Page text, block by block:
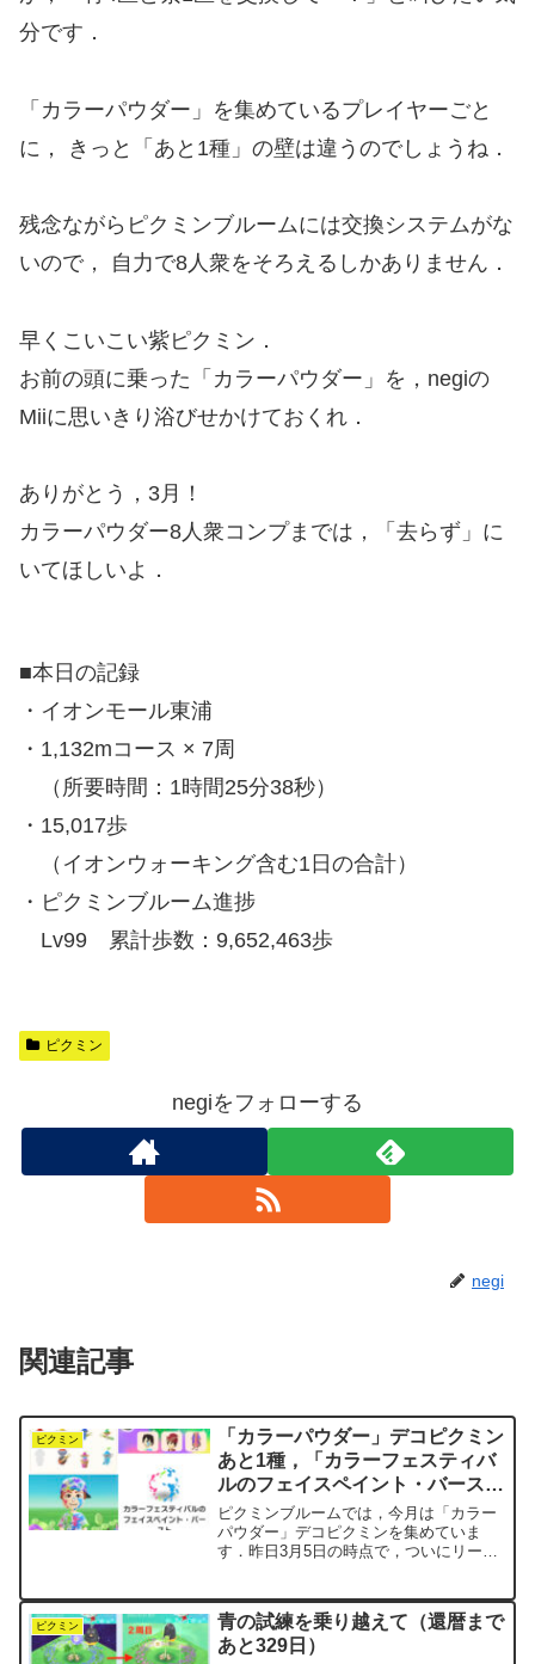
分です．
「カラーパウダー」を集めているプレイヤーごと
に， きっと「あと1種」の壁は違うのでしょうね．
残念ながらピクミンブルームには交換システムがな
いので， 自力で8人衆をそろえるしかありません．
早くこいこい紫ピクミン．
お前の頭に乗った「カラーパウダー」を，negiの
Miiに思いきり浴びせかけておくれ．
ありがとう，3月！
カラーパウダー8人衆コンプまでは，「去らず」に
いてほしいよ．
■本日の記録
・イオンモール東浦
・1,132mコース × 7周
（所要時間：1時間25分38秒）
・15,017歩
（イオンウォーキング含む1日の合計）
・ピクミンブルーム進捗
Lv99 累計歩数：9,652,463歩
ピクミン
negiをフォローする
negi
関連記事
ピクミン
「カラーパウダー」デコピクミン
あと1種，「カラーフェスティバ
ルのフェイスペイント・バース
ト」ゲット（還暦まであと124
日）
ピクミンブルームでは，今月は「カラー
パウダー」デコピクミンを集めていま
す．昨日3月5日の時点で，ついにリーチ
ひたすら長い月もあれば，意外とサクッ
とコンプリートできる月も...
ピクミン
青の試練を乗り越えて（還暦まで
あと329日）